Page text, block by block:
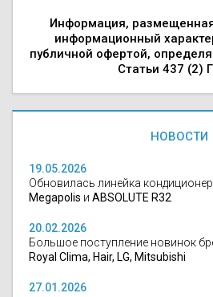
Информация,
информационный
публичной офертой,
Статьи 437 (2)
НОВОСТИ
19.05.2026
Обновилась линейка
Megapolis и ABSOLUTE R32
20.02.2026
Большое поступление новинок
Royal Clima, Hair, LG, Mitsubishi
27.01.2026